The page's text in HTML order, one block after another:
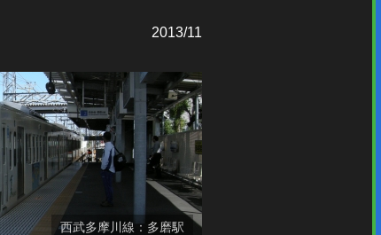
2013/11
西武多摩川線：多磨駅